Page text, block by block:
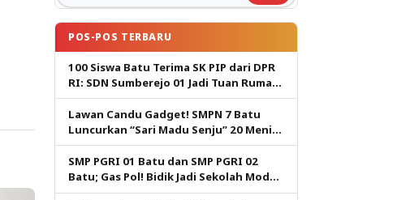
POS-POS TERBARU
100 Siswa Batu Terima SK PIP dari DPR
RI: SDN Sumberejo 01 Jadi Tuan Rumah,
Harapan Baru Pendidikan Gratis
Lawan Candu Gadget! SMPN 7 Batu
Luncurkan “Sari Madu Senju” 20 Menit
Cetak Generasi Pembaca
SMP PGRI 01 Batu dan SMP PGRI 02
Batu; Gas Pol! Bidik Jadi Sekolah Model
PM dan KKA Pertama di Kota Batu